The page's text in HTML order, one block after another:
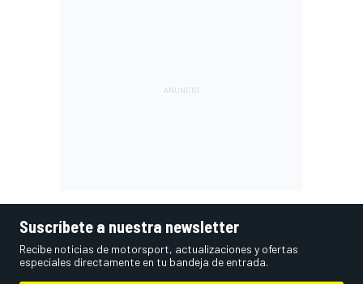
Suscríbete a nuestra newsletter
Recibe noticias de motorsport, actualizaciones y ofertas
especiales directamente en tu bandeja de entrada.